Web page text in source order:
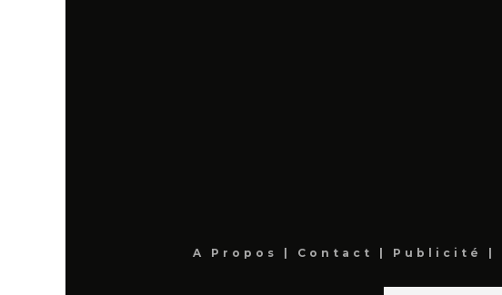
A Propos Contact Publicité